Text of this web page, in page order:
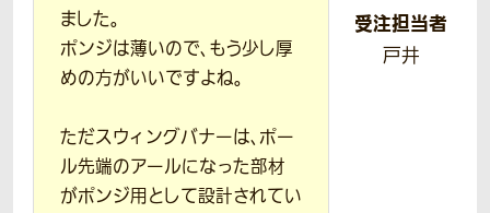
ました。
ポンジは薄いので、もう少し厚
めの方がいいですよね。
ただスウィングバナーは、ポー
ル先端のアールになった部材
がポンジ用として設計されてい
受注担当者
戸井